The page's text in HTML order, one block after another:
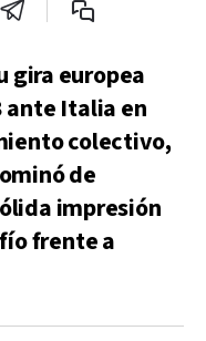
gira europea
ante Italia en
colectivo,
de
impresión
frente a